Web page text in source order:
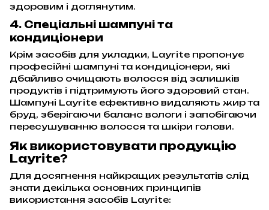
здоровим і доглянутим.
4. Спеціальні шампуні та
кондиціонери
Крім засобів для укладки, Layrite пропонує
професійні шампуні та кондиціонери, які
дбайливо очищають волосся від залишків
продуктів і підтримують його здоровий стан.
Шампуні Layrite ефективно видаляють жир та
бруд, зберігаючи баланс вологи і запобігаючи
пересушуванню волосся та шкіри голови.
Як використовувати продукцію
Layrite?
Для досягнення найкращих результатів слід
знати декілька основних принципів
використання засобів Layrite: